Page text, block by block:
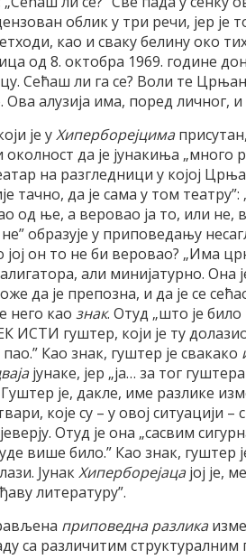
облик у три речи, јер је
као и сваку белину око
од 8. октобра 1969. године
Сећаш ли га се? Воли те
Ова алузија има, поред личног,
је уХиперборејцима
да је јунакиња „много
на разгледници у којој
тачно, да је сама у том
од ње, а веровао ја то, или не,
образује у приповедању
јој он то не би веровао? „Има
али минијатурно. Она
да је препозна, и да је се
него као знак. Отуд „што је било
ИСТИ гуштер, који је ту
Као знак, гуштер је свакако
јунаке, јер „ја… за тог
је, дакле, име разлике
које су – у овој ситуацији –
Отуд је она „сасвим
више било.” Као знак, гуштер
ЈунакХиперборејацајој је,
литературу”.
приповедна разлика
са различитим структуралним